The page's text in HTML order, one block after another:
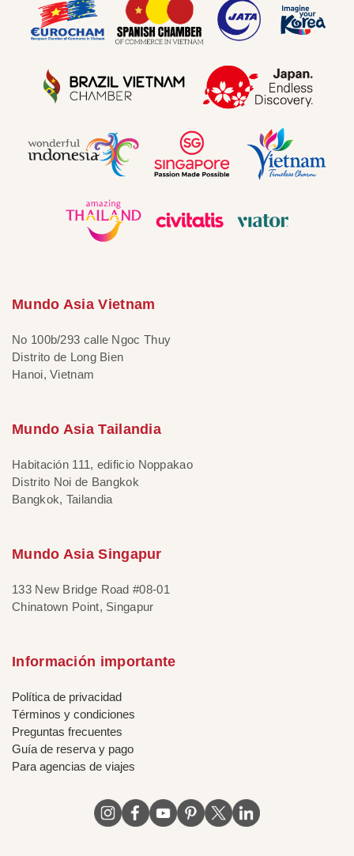
Mundo Asia Vietnam
No 100b/293 calle Ngoc Thuy
Distrito de Long Bien
Hanoi, Vietnam
Mundo Asia Tailandia
Habitación 111, edificio Noppakao
Distrito Noi de Bangkok
Bangkok, Tailandia
Mundo Asia Singapur
133 New Bridge Road #08-01
Chinatown Point, Singapur
Información importante
Política de privacidad
Términos y condiciones
Preguntas frecuentes
Guía de reserva y pago
Para agencias de viajes